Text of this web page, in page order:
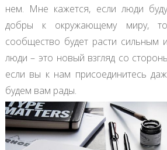
нем. Мне кажется, если люди
добры к окружающему миру, то
сообщество будет расти сильным
люди – это новый взгляд со
если вы к нам присоединитесь
будем вам рады.